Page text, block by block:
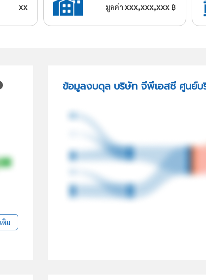
xx มูลค่าxxx,xxx,xxx ฿
ติม
ข้อมูลงบดุล บริษัท จีพีเอสซี ศูนย์บ